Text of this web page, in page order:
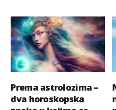
Prema astrolozima –
dva horoskopska